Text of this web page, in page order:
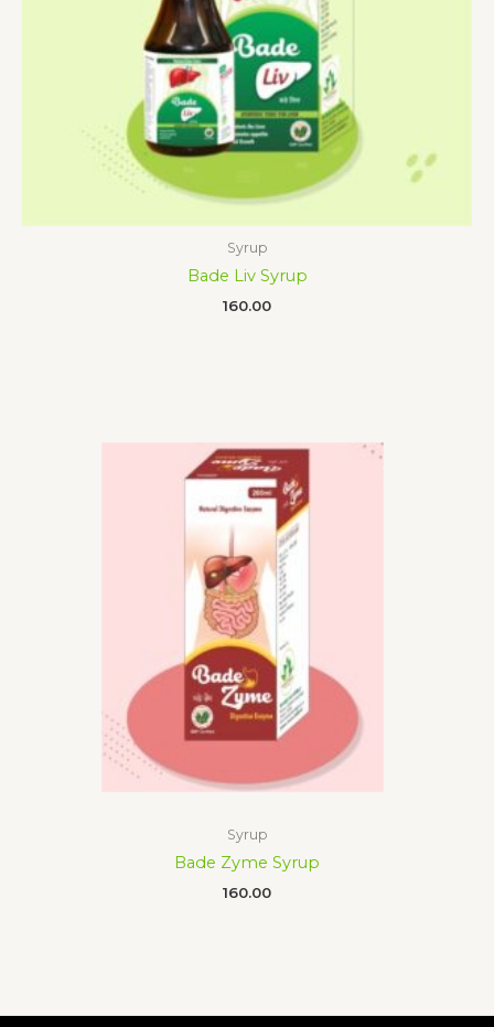
Syrup
Bade Liv Syrup
160.00
Syrup
Bade Zyme Syrup
160.00